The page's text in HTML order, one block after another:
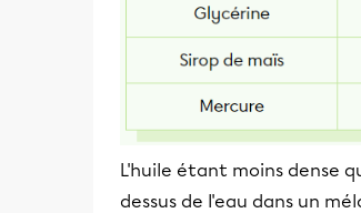
L'huile étant moins dense
dessus de l'eau dans un